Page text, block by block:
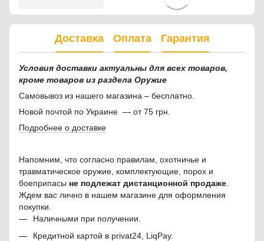
Доставка Оплата Гарантия
Условия доставки актуальны для всех товаров,
кроме товаров из раздела Оружие
Самовывоз из нашего магазина – бесплатно.
Новой почтой по Украине — от 75 грн.
Подробнее о доставке
Напомним, что согласно правилам, охотничье и
травматическое оружие, комплектующие, порох и
боеприпасы не подлежат дистанционной продаже.
Ждем вас лично в нашем магазине для оформления
покупки.
Наличными при получении.
Кредитной картой в privat24, LiqPay.